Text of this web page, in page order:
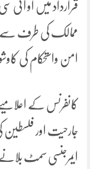
قرارداد میں او آئی
ممالک کی طرف سے
امن واستحکام کی
کانفرنس کے
جارحیت اور فلسطین
ایمرجنسی سمٹ